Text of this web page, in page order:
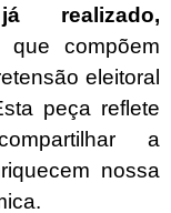
realizado,
que compõem
eleitoral
peça reflete
a
nossa